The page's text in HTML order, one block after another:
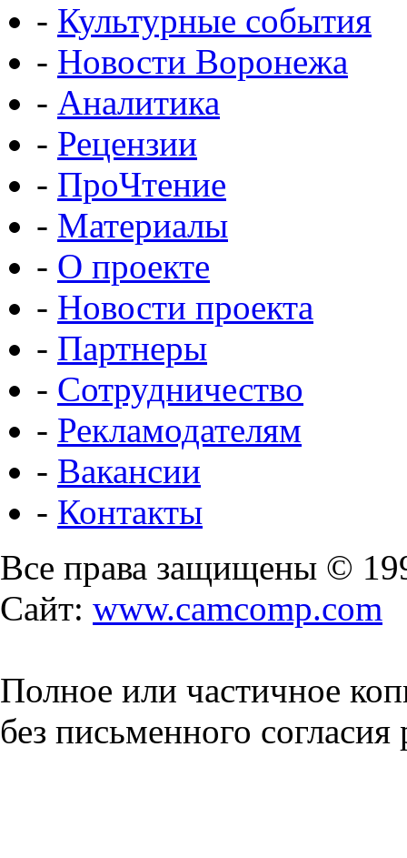
- Культурные события
- Новости Воронежа
- Аналитика
- Рецензии
- ПроЧтение
- Материалы
- О проекте
- Новости проекта
- Партнеры
- Сотрудничество
- Рекламодателям
- Вакансии
- Контакты
Все права защищены ©
Сайт: www.camcomp.com
Полное или частичное
без письменного